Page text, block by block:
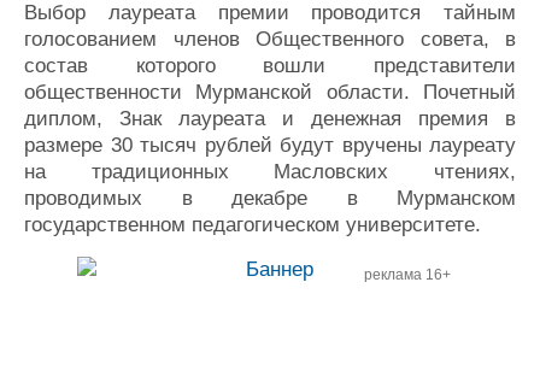
Выбор лауреата премии проводится тайным
голосованием членов Общественного совета, в
состав которого вошли представители
общественности Мурманской области. Почетный
диплом, Знак лауреата и денежная премия в
размере 30 тысяч рублей будут вручены лауреату
на традиционных Масловских чтениях,
проводимых в декабре в Мурманском
государственном педагогическом университете.
реклама 16+